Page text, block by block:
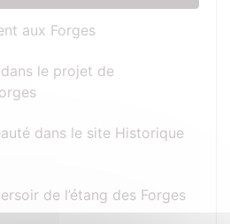
aux Forges
le projet de
dans le site Historique
de l’étang des Forges